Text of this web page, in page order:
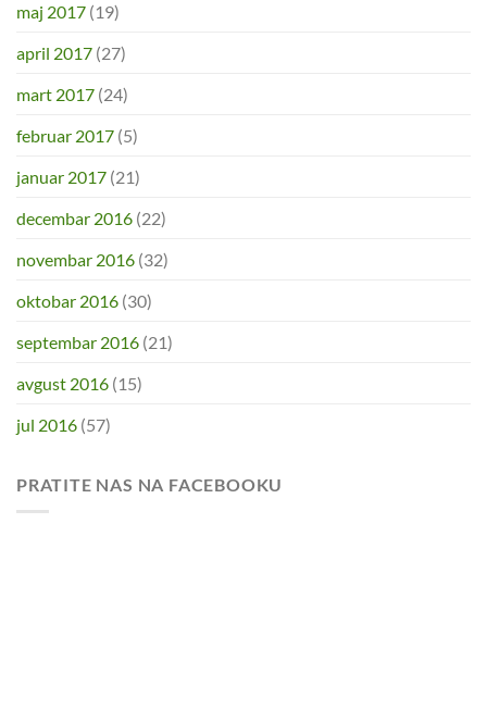
maj 2017 (19)
april 2017 (27)
mart 2017 (24)
februar 2017 (5)
januar 2017 (21)
decembar 2016 (22)
novembar 2016 (32)
oktobar 2016 (30)
septembar 2016 (21)
avgust 2016 (15)
jul 2016 (57)
PRATITE NAS NA FACEBOOKU